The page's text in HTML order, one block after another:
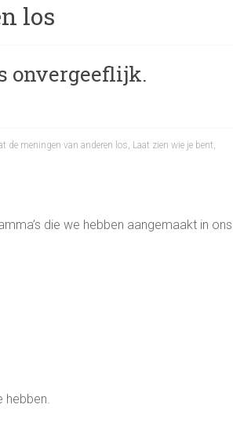
los
onvergeeflijk.
de meningen van anderen los, Laat zien wie je bent,
die we hebben aangemaakt in ons
hebben.